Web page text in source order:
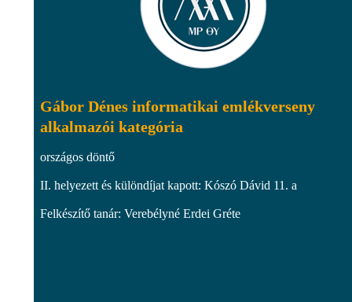
Gábor Dénes informatikai emlékverseny
alkalmazói kategória
országos döntő
II. helyezett és különdíjat kapott: Kószó Dávid 11. a
Felkészítő tanár: Verebélyné Erdei Gréte